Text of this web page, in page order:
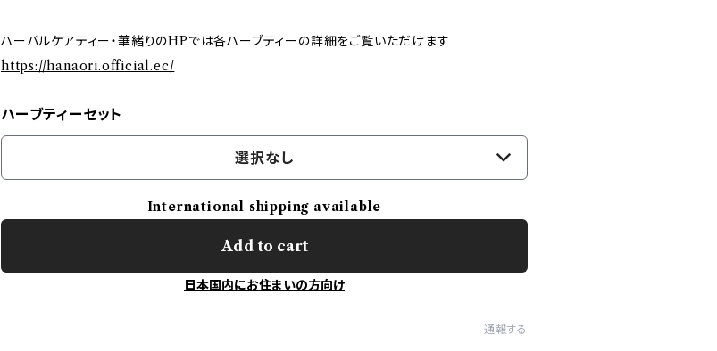
ハーバルケアティー・華緒りのHPでは各ハーブティーの詳細をご覧いただけます
https://hanaori.official.ec/
ハーブティーセット
選択なし
International shipping available
Add to cart
日本国内にお住まいの方向け
通報する